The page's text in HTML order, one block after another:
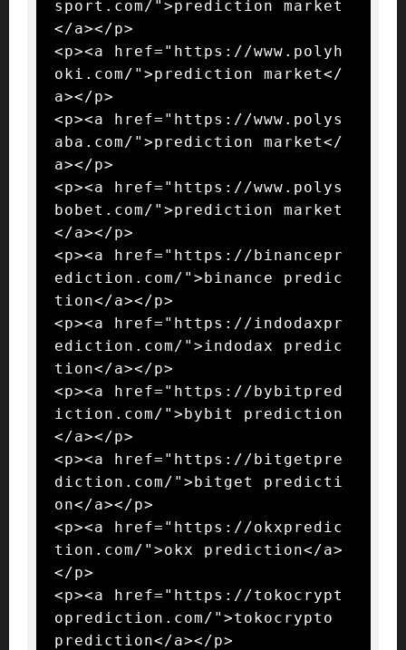
sport.com/">prediction market
</a></p>
<p><a href="https://www.polyh
oki.com/">prediction market</
a></p>
<p><a href="https://www.polys
aba.com/">prediction market</
a></p>
<p><a href="https://www.polys
bobet.com/">prediction market
</a></p>
<p><a href="https://binancepr
ediction.com/">binance predic
tion</a></p>
<p><a href="https://indodaxpr
ediction.com/">indodax predic
tion</a></p>
<p><a href="https://bybitpred
iction.com/">bybit prediction
</a></p>
<p><a href="https://bitgetpre
diction.com/">bitget predicti
on</a></p>
<p><a href="https://okxpredic
tion.com/">okx prediction</a>
</p>
<p><a href="https://tokocrypt
oprediction.com/">tokocrypto
prediction</a></p>